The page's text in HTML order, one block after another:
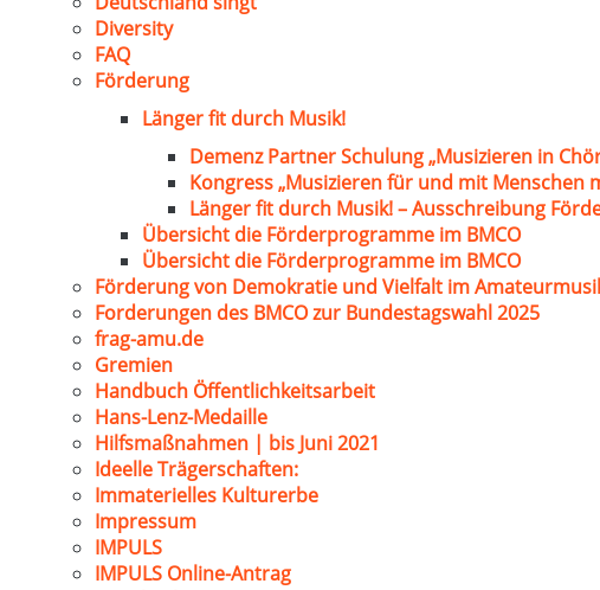
Diversity
FAQ
Förderung
Länger fit durch Musik!
Demenz Partner Schulung „Musizieren in
Kongress „Musizieren für und mit Menschen
Länger fit durch Musik! – Ausschreibung
Übersicht die Förderprogramme im BMCO
Übersicht die Förderprogramme im BMCO
Förderung von Demokratie und Vielfalt im
Forderungen des BMCO zur Bundestagswahl 2025
frag-amu.de
Gremien
Handbuch Öffentlichkeitsarbeit
Hans-Lenz-Medaille
Hilfsmaßnahmen | bis Juni 2021
Ideelle Trägerschaften:
Immaterielles Kulturerbe
Impressum
IMPULS
IMPULS Online-Antrag